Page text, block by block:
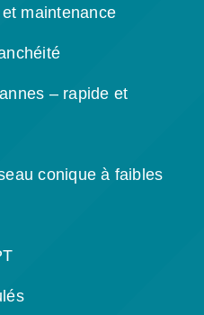
maintenance
– rapide et
conique à faibles